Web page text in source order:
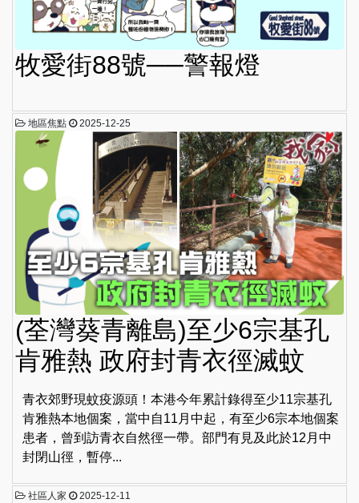
牧愛街88號──警報燈
地區焦點 2025-12-25
(荃灣葵青離島)至少6宗基孔
肯雅熱 政府封青衣徑滅蚊
青衣郊野現蚊疫源頭！本港今年累計錄得至少11宗基孔
肯雅熱本地個案，當中自11月中起，有至少6宗本地個案
患者，曾到訪青衣自然徑一帶。部門有見及此於12月中
封閉山徑，暫停...
社區人家 2025-12-11